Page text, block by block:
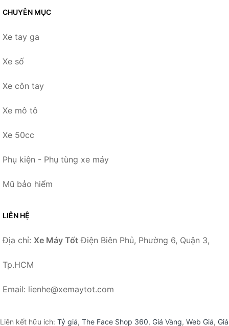
CHUYÊN MỤC
Xe tay ga
Xe số
Xe côn tay
Xe mô tô
Xe 50cc
Phụ kiện - Phụ tùng xe máy
Mũ bảo hiểm
LIÊN HỆ
Địa chỉ: Xe Máy Tốt Điện Biên Phủ, Phường 6, Quận 3,
Tp.HCM
Email: lienhe@xemaytot.com
Liên kết hữu ích: Tỷ giá, The Face Shop 360, Giá Vàng, Web Giá, Giá